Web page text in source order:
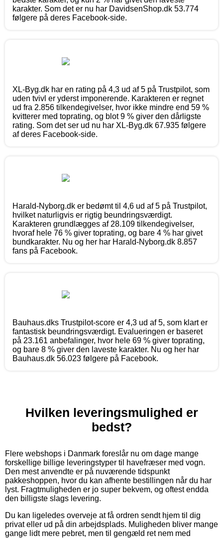
karakter. Som det er nu har DavidsenShop.dk 53.774
følgere på deres Facebook-side.
XL-Byg.dk har en rating på 4,3 ud af 5 på Trustpilot, som
uden tvivl er yderst imponerende. Karakteren er regnet
ud fra 2.856 tilkendegivelser, hvor ikke mindre end 59 %
kvitterer med toprating, og blot 9 % giver den dårligste
rating. Som det ser ud nu har XL-Byg.dk 67.935 følgere
af deres Facebook-side.
Harald-Nyborg.dk er bedømt til 4,6 ud af 5 på Trustpilot,
hvilket naturligvis er rigtig beundringsværdigt.
Karakteren grundlægges af 28.109 tilkendegivelser,
hvoraf hele 76 % giver toprating, og bare 4 % har givet
bundkarakter. Nu og her har Harald-Nyborg.dk 8.857
fans på Facebook.
Bauhaus.dks Trustpilot-score er 4,3 ud af 5, som klart er
fantastisk beundringsværdigt. Evalueringen er baseret
på 23.161 anbefalinger, hvor hele 69 % giver toprating,
og bare 8 % giver den laveste karakter. Nu og her har
Bauhaus.dk 56.023 følgere på Facebook.
Hvilken leveringsmulighed er
bedst?
Flere webshops i Danmark foreslår nu om dage mange
forskellige billige leveringstyper til havefræser med vogn.
Den mest anvendte er på nuværende tidspunkt
pakkeshoppen, hvor du kan afhente bestillingen når du har
lyst. Fragtmuligheden er jo super bekvem, og oftest endda
den billigste slags levering.
Du kan ligeledes overveje at få ordren sendt hjem til dig
privat eller ud på din arbejdsplads. Muligheden bliver mange
gange lidt mere pebret, men til gengæld ret nem med